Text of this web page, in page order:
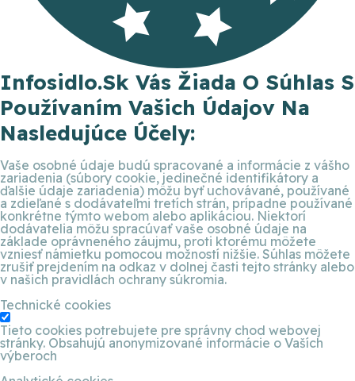
Infosidlo.sk Vás Žiada O Súhlas S
Používaním Vašich Údajov Na
Nasledujúce Účely:
Vaše osobné údaje budú spracované a informácie z vášho
zariadenia (súbory cookie, jedinečné identifikátory a
ďalšie údaje zariadenia) môžu byť uchovávané, používané
a zdieľané s dodávateľmi tretích strán, prípadne používané
konkrétne týmto webom alebo aplikáciou. Niektorí
dodávatelia môžu spracúvať vaše osobné údaje na
základe oprávneného záujmu, proti ktorému môžete
vzniesť námietku pomocou možností nižšie. Súhlas môžete
zrušiť prejdením na odkaz v dolnej časti tejto stránky alebo
v našich pravidlách ochrany súkromia.
Technické cookies
Tieto cookies potrebujete pre správny chod webovej
stránky. Obsahujú anonymizované informácie o Vaších
výberoch